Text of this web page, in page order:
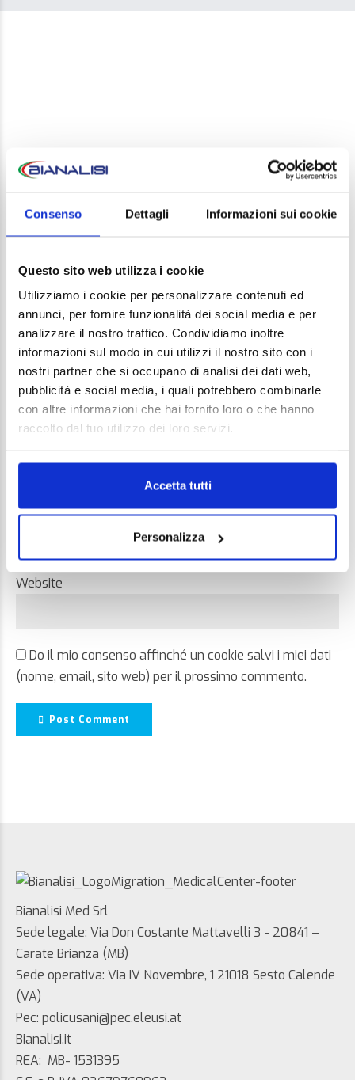
Consenso Dettagli Informazioni sui cookie
Questo sito web utilizza i cookie
Utilizziamo i cookie per personalizzare contenuti ed
annunci, per fornire funzionalità dei social media e per
analizzare il nostro traffico. Condividiamo inoltre
informazioni sul modo in cui utilizzi il nostro sito con i
nostri partner che si occupano di analisi dei dati web,
pubblicità e social media, i quali potrebbero combinarle
con altre informazioni che hai fornito loro o che hanno
raccolto dal tuo utilizzo dei loro servizi.
Accetta tutti
Personalizza
LEAVE A REPLY
Your email address will not be published. Required
Comment
Email *
Website
Do il mio consenso affinché un cookie salvi i miei dati
(nome, email, sito web) per il prossimo commento.
Post Comment
Bianalisi Med Srl
Sede legale: Via Don Costante Mattavelli 3 - 20841 –
Carate Brianza (MB)
Sede operativa: Via IV Novembre, 1 21018 Sesto Calende
(VA)
Pec: policusani@pec.eleusi.at
Bianalisi.it
REA: MB- 1531395